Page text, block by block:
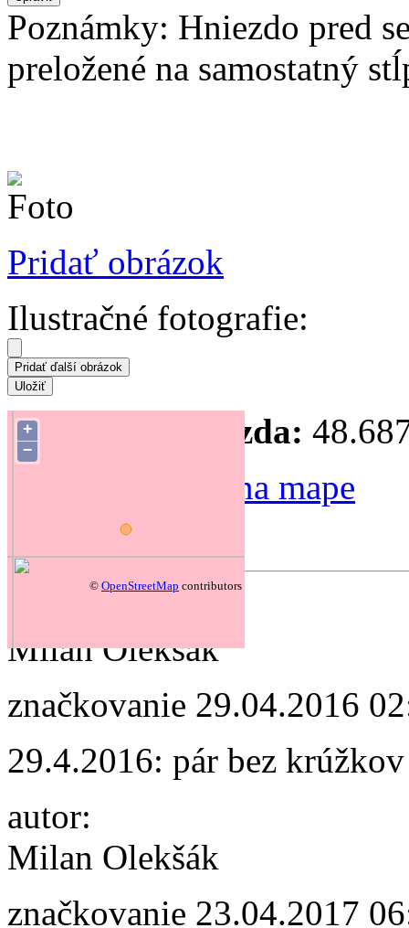
Poznámky: Hniezdo pred
preložené na samostatný
Pridať obrázok
Ilustračné fotografie:
+
−
© OpenStreetMap contributors
Súradnice hniezda:
Zmeniť polohu na mape
Milan Olekšák
značkovanie 29.04.2016
29.4.2016: pár bez krúžkov
autor:
Milan Olekšák
značkovanie 23.04.2017